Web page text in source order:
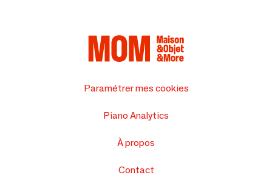
Paramétrer mes cookies
Piano Analytics
À propos
Contact